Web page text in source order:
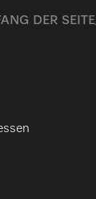
DER SEITE